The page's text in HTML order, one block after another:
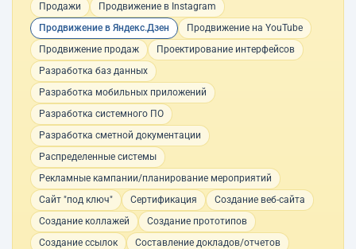
Продажи
Продвижение в Instagram
Продвижение в Яндекс.Дзен
Продвижение на YouTube
Продвижение продаж
Проектирование интерфейсов
Разработка баз данных
Разработка мобильных приложений
Разработка системного ПО
Разработка сметной документации
Распределенные системы
Рекламные кампании/планирование мероприятий
Сайт "под ключ"
Сертификация
Создание веб-сайта
Создание коллажей
Создание прототипов
Создание ссылок
Составление докладов/отчетов